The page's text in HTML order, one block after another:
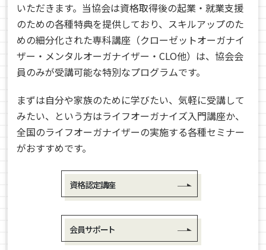
いただきます。当協会は資格取得後の起業・就業支援
のための各種特典を提供しており、スキルアップのた
めの細分化された専科講座（クローゼットオーガナイ
ザー・メンタルオーガナイザー・CLO他）は、協会会
員のみが受講可能な特別なプログラムです。
まずは自分や家族のために学びたい、気軽に受講して
みたい、という方はライフオーガナイズ入門講座か、
全国のライフオーガナイザーの実施する各種セミナー
がおすすめです。
資格認定講座
会員サポート